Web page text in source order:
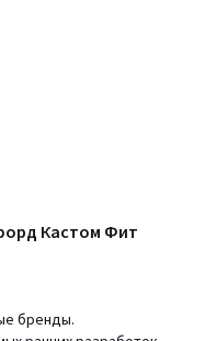
Кастом Фит
бренды.